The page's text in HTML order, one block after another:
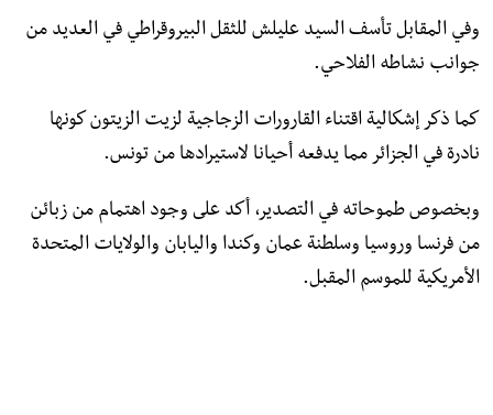
وفي المقابل تأسف السيد عليلش للثقل البيروقراطي في العديد من
جوانب نشاطه الفلاحي.
كما ذكر إشكالية اقتناء القارورات الزجاجية لزيت الزيتون كونها
نادرة في الجزائر مما يدفعه أحيانا لاستيرادها من تونس.
وبخصوص طموحاته في التصدير، أكد على وجود اهتمام من زبائن
من فرنسا وروسيا وسلطنة عمان وكندا واليابان والولايات المتحدة
الأمريكية للموسم المقبل.